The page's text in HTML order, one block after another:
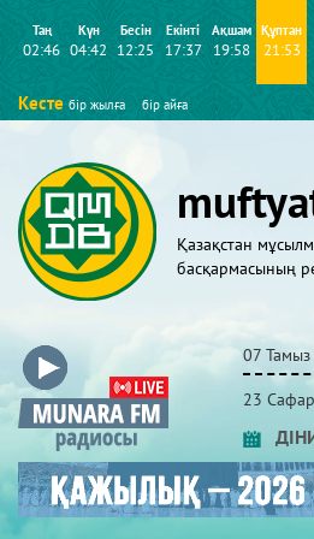
Таң
02:46
Күн
04:42
Бесін
12:25
Екінті
17:37
Ақшам
19:58
Құптан
21:53
Кесте бір жылға бір айға
Қазақстан
басқармасының
07
23
ДІНИ